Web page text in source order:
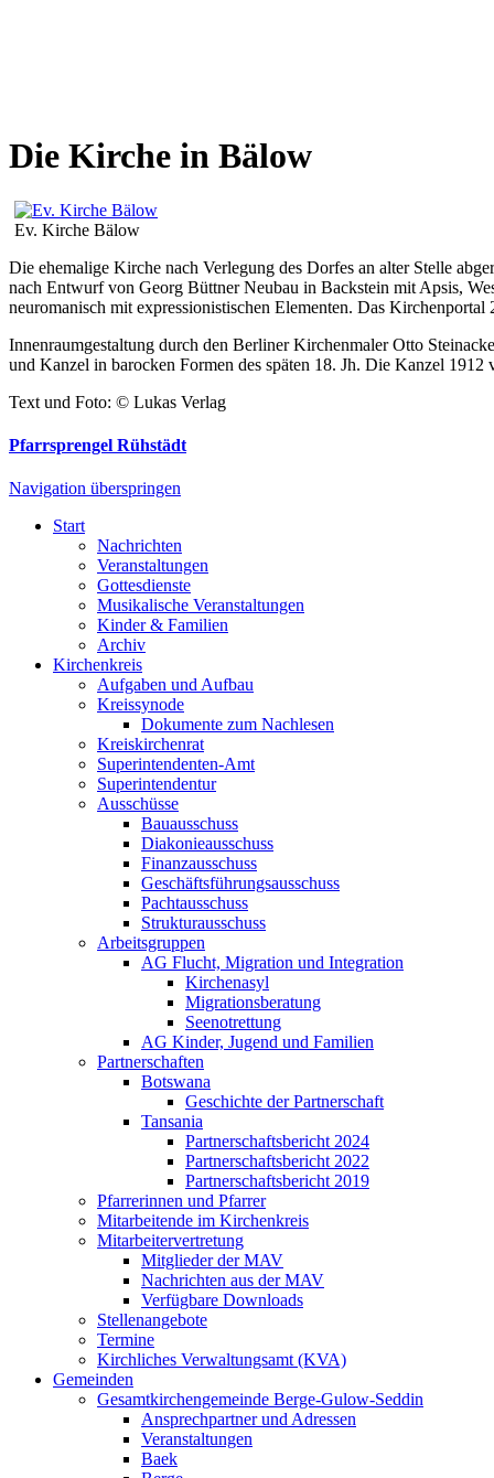
Die Kirche in Bälow
Ev. Kirche Bälow
Die ehemalige Kirche nach Verlegung des Dorfes an alter Stelle
nach Entwurf von Georg Büttner Neubau in Backstein mit Apsis,
neuromanisch mit expressionistischen Elementen. Das Kirchenportal
Innenraumgestaltung durch den Berliner Kirchenmaler Otto
und Kanzel in barocken Formen des späten 18. Jh. Die Kanzel
Text und Foto: © Lukas Verlag
Pfarrsprengel Rühstädt
Navigation überspringen
Start
Nachrichten
Veranstaltungen
Gottesdienste
Musikalische Veranstaltungen
Kinder & Familien
Archiv
Kirchenkreis
Aufgaben und Aufbau
Kreissynode
Dokumente zum Nachlesen
Kreiskirchenrat
Superintendenten-Amt
Superintendentur
Ausschüsse
Bauausschuss
Diakonieausschuss
Finanzausschuss
Geschäftsführungsausschuss
Pachtausschuss
Strukturausschuss
Arbeitsgruppen
AG Flucht, Migration und Integration
Kirchenasyl
Migrationsberatung
Seenotrettung
AG Kinder, Jugend und Familien
Partnerschaften
Botswana
Geschichte der Partnerschaft
Tansania
Partnerschaftsbericht 2024
Partnerschaftsbericht 2022
Partnerschaftsbericht 2019
Pfarrerinnen und Pfarrer
Mitarbeitende im Kirchenkreis
Mitarbeitervertretung
Mitglieder der MAV
Nachrichten aus der MAV
Verfügbare Downloads
Stellenangebote
Termine
Kirchliches Verwaltungsamt (KVA)
Gemeinden
Gesamtkirchengemeinde Berge-Gulow-Seddin
Ansprechpartner und Adressen
Veranstaltungen
Baek